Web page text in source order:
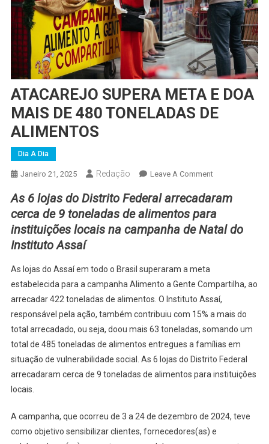
ATACAREJO SUPERA META E DOA
MAIS DE 480 TONELADAS DE
ALIMENTOS
Dia A Dia
Janeiro 21, 2025 Redação Leave A CommentOn
SUPERA
META
E
480
TONELADAS
DE
ALIMENTOS
As 6 lojas do Distrito Federal arrecadaram
cerca de 9 toneladas de alimentos para
instituições locais na campanha de Natal do
Instituto Assaí
As lojas do Assaí em todo o Brasil superaram a meta
estabelecida para a campanha Alimento a Gente Compartilha, ao
arrecadar 422 toneladas de alimentos. O Instituto Assaí,
responsável pela ação, também contribuiu com 15% a mais do
total arrecadado, ou seja, doou mais 63 toneladas, somando um
total de 485 toneladas de alimentos entregues a famílias em
situação de vulnerabilidade social. As 6 lojas do Distrito Federal
arrecadaram cerca de 9 toneladas de alimentos para instituições
locais.
A campanha, que ocorreu de 3 a 24 de dezembro de 2024, teve
como objetivo sensibilizar clientes, fornecedores(as) e